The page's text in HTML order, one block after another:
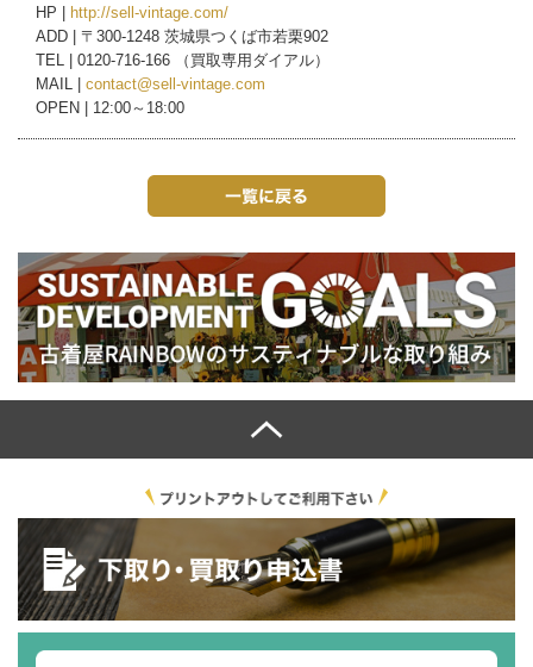
HP |
http://sell-vintage.com/
ADD | 〒300-1248 茨城県つくば市若栗902
TEL | 0120-716-166 （買取専用ダイアル）
MAIL | contact@sell-vintage.com
OPEN | 12:00～18:00